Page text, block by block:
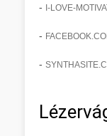
- I-LOVE-
-
-